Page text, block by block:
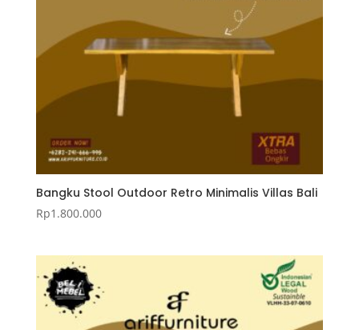
Bangku Stool Outdoor Retro Minimalis Villas Bali
Rp1.800.000